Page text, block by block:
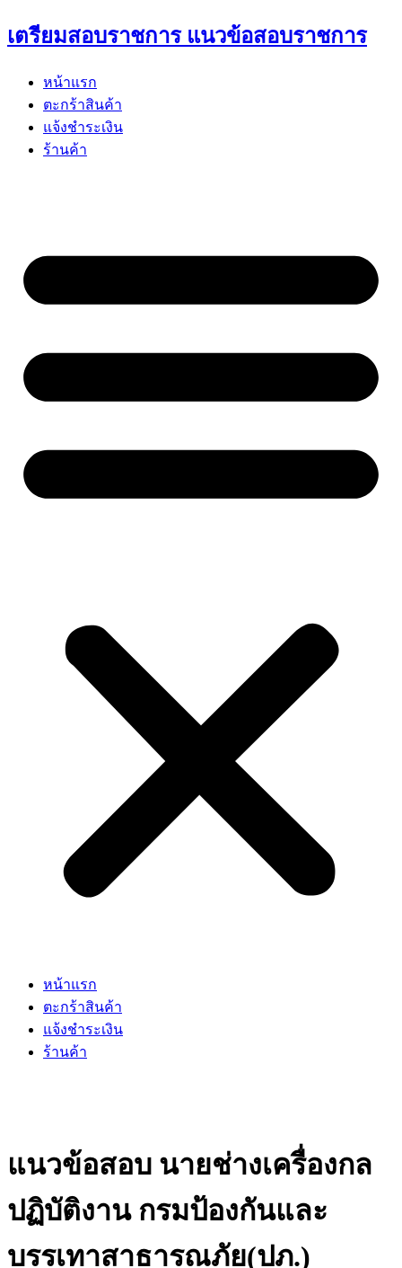
Skip
to
เตรียมสอบราชการ แนวข้อสอบราชการ
หน้าแรก
ตะกร้าสินค้า
แจ้งชำระเงิน
ร้านค้า
หน้าแรก
ตะกร้าสินค้า
แจ้งชำระเงิน
ร้านค้า
แนวข้อสอบ นายช่างเครื่องกล
ปฏิบัติงาน กรมป้องกันและ
บรรเทาสาธารณภัย(ปภ.)